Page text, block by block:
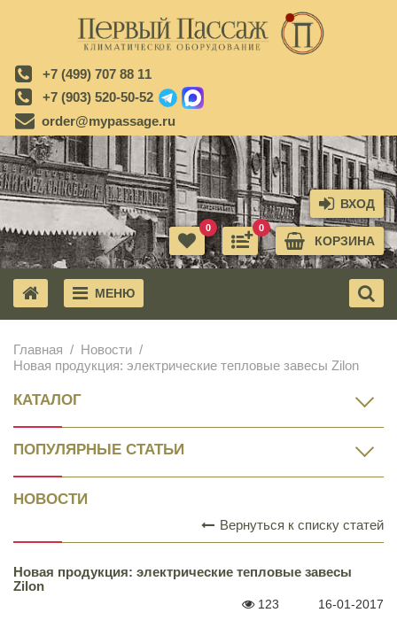
+7 (499) 707 88 11
+7 (903) 520-50-52
order@mypassage.ru
ВХОД
КОРЗИНА
0
0
МЕНЮ
Главная
Новости
Новая продукция: электрические тепловые завесы Zilon
КАТАЛОГ
ПОПУЛЯРНЫЕ СТАТЬИ
НОВОСТИ
Вернуться к списку статей
Новая продукция: электрические тепловые завесы
Zilon
123 16-01-2017